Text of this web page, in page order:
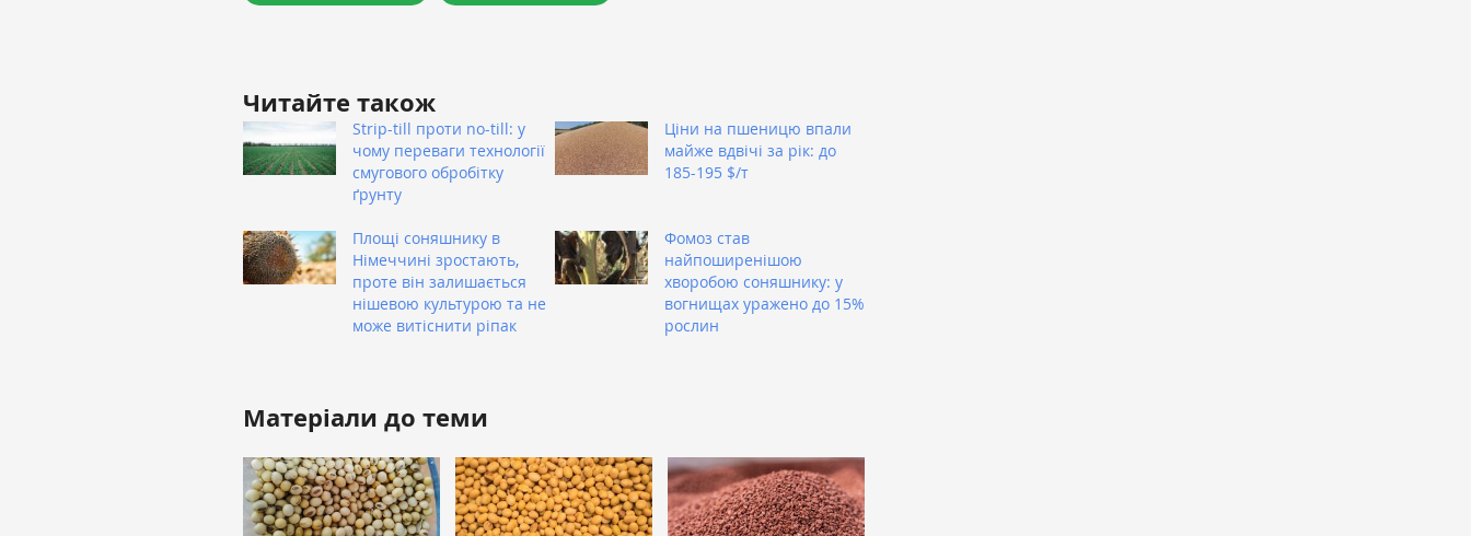
Читайте також
Strip-till проти no-till: у
чому переваги технології
смугового обробітку
ґрунту
Ціни на пшеницю впали
майже вдвічі за рік: до
185-195 $/т
Площі соняшнику в
Німеччині зростають,
проте він залишається
нішевою культурою та не
може витіснити ріпак
Фомоз став
найпоширенішою
хворобою соняшнику: у
вогнищах уражено до 15%
рослин
Матеріали до теми